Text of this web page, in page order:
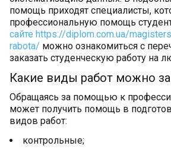
помощь приходят специалисты,
профессиональную помощь
сайте https://diplom.com.ua/
rabota/ можно ознакомиться с
заказать студенческую работу на
Какие виды работ можно
Обращаясь за помощью к
может получить помощь в
видов работ:
контрольные;